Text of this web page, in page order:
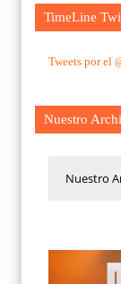
TimeLine
Tweets por el
Nuestro